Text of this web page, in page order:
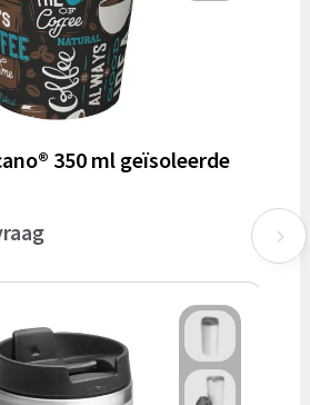
350 ml geïsoleerde